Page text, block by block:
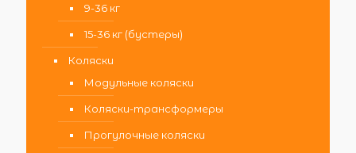
9-36 кг
15-36 кг (бустеры)
Коляски
Модульные коляски
Коляски-трансформеры
Прогулочные коляски